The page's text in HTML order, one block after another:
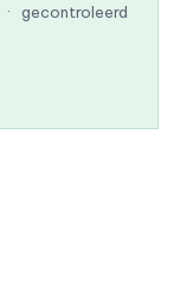
·
gecontroleerd